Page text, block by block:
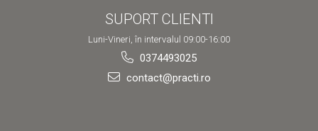
SUPORT CLIENTI
Luni-Vineri, în intervalul 09:00-16:00
0374493025
contact@practi.ro